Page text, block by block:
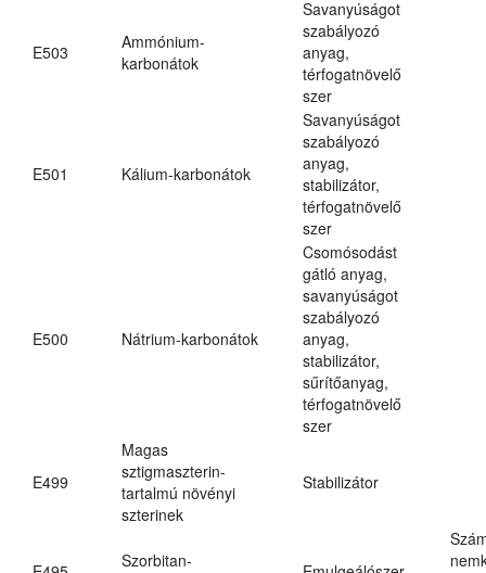
E503
Ammónium-
karbonátok
Savanyúságot
szabályozó
anyag,
térfogatnövelő
szer
E501 Kálium-karbonátok
Savanyúságot
szabályozó
anyag,
stabilizátor,
térfogatnövelő
szer
E500 Nátrium-karbonátok
Csomósodást
gátló anyag,
savanyúságot
szabályozó
anyag,
stabilizátor,
sűrítőanyag,
térfogatnövelő
szer
E499
Magas
sztigmaszterin-
tartalmú növényi
szterinek
Stabilizátor
Szorbitan-